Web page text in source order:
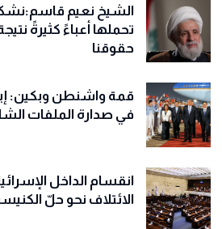
الشيخ نعيم
تحملها أعباءً كثيرةً
حقوقنا
قمة واشنطن وبكين:
في صدارة الملفات
انقسام الداخل
الائتلاف نحو حلّ